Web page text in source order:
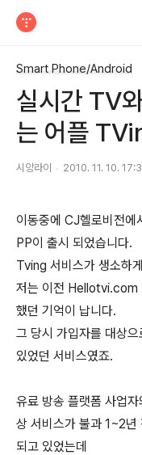
Smart Phone/Android
실시간 TV
는 어플
시앙라이 2010. 11. 10.
이동중에 CJ헬로비전
PP이 출시 되었습니다.
Tving 서비스가 생소하
저는 이전 Hellotvi.com
했던 기억이 납니다.
그 당시 가입자를 대상
있었던 서비스였죠.
유료 방송 플랫폼 사업
상 서비스가 불과 1~2년
되고 있었는데